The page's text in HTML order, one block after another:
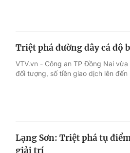
Triệt phá đường dây cá độ
VTV.vn - Công an TP Đồng Nai
đối tượng, số tiền giao dịch lên
Lạng Sơn: Triệt phá tụ
giải trí